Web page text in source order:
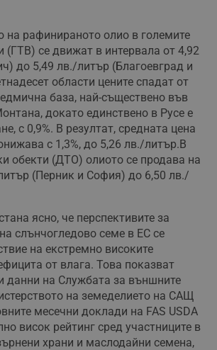
на рафинираното олио в големите
(ГТВ) се движат в интервала от 4,92
до 5,49 лв./литър (Благоевград и
области цените спадат от
база, най-съществено във
докато единствено в Русе е
с 0,9%. В резултат, средната цена
с 1,3%, до 5,26 лв./литър.В
обекти (ДТО) олиото се продава на
(Перник и София) до 6,50 лв./
ясно, че перспективите за
слънчогледово семе в ЕС се
на екстремно високите
от влага. Това показват
данни на Службата за външните
на земеделието на САЩ
месечни доклади на FAS USDA
висок рейтинг сред участниците в
храни и маслодайни семена,